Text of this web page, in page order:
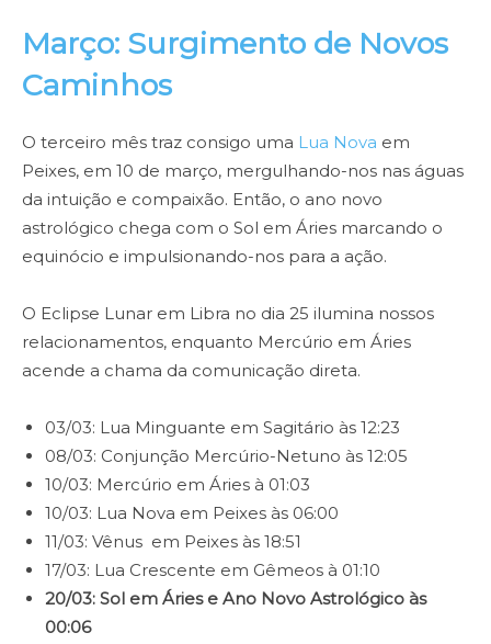
Março: Surgimento de Novos
Caminhos
O terceiro mês traz consigo uma Lua Nova em
Peixes, em 10 de março, mergulhando-nos nas águas
da intuição e compaixão. Então, o ano novo
astrológico chega com o Sol em Áries marcando o
equinócio e impulsionando-nos para a ação.
O Eclipse Lunar em Libra no dia 25 ilumina nossos
relacionamentos, enquanto Mercúrio em Áries
acende a chama da comunicação direta.
03/03: Lua Minguante em Sagitário às 12:23
08/03: Conjunção Mercúrio-Netuno às 12:05
10/03: Mercúrio em Áries à 01:03
10/03: Lua Nova em Peixes às 06:00
11/03: Vênus em Peixes às 18:51
17/03: Lua Crescente em Gêmeos à 01:10
20/03: Sol em Áries e Ano Novo Astrológico às
00:06